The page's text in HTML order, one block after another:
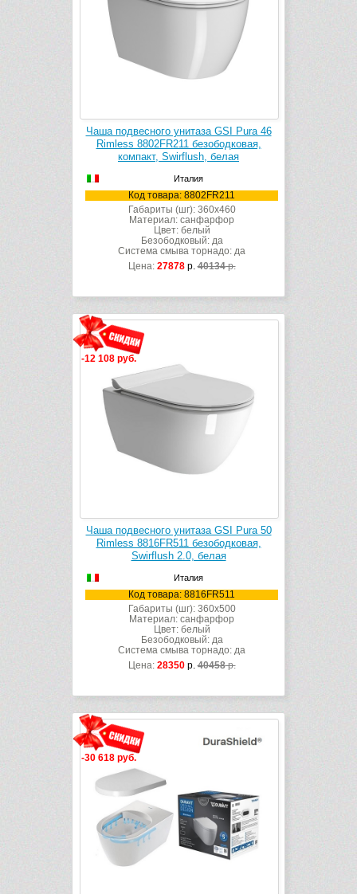
Чаша подвесного унитаза GSI Pura 46
Rimless 8802FR211 безободковая,
компакт, Swirflush, белая
Италия
Код товара: 8802FR211
Габариты (шг): 360x460
Материал: санфарфор
Цвет: белый
Безободковый: да
Система смыва торнадо: да
Цена: 27878р.40134р.
-12 108 руб.
Чаша подвесного унитаза GSI Pura 50
Rimless 8816FR511 безободковая,
Swirflush 2.0, белая
Италия
Код товара: 8816FR511
Габариты (шг): 360x500
Материал: санфарфор
Цвет: белый
Безободковый: да
Система смыва торнадо: да
Цена: 28350р.40458р.
-30 618 руб.